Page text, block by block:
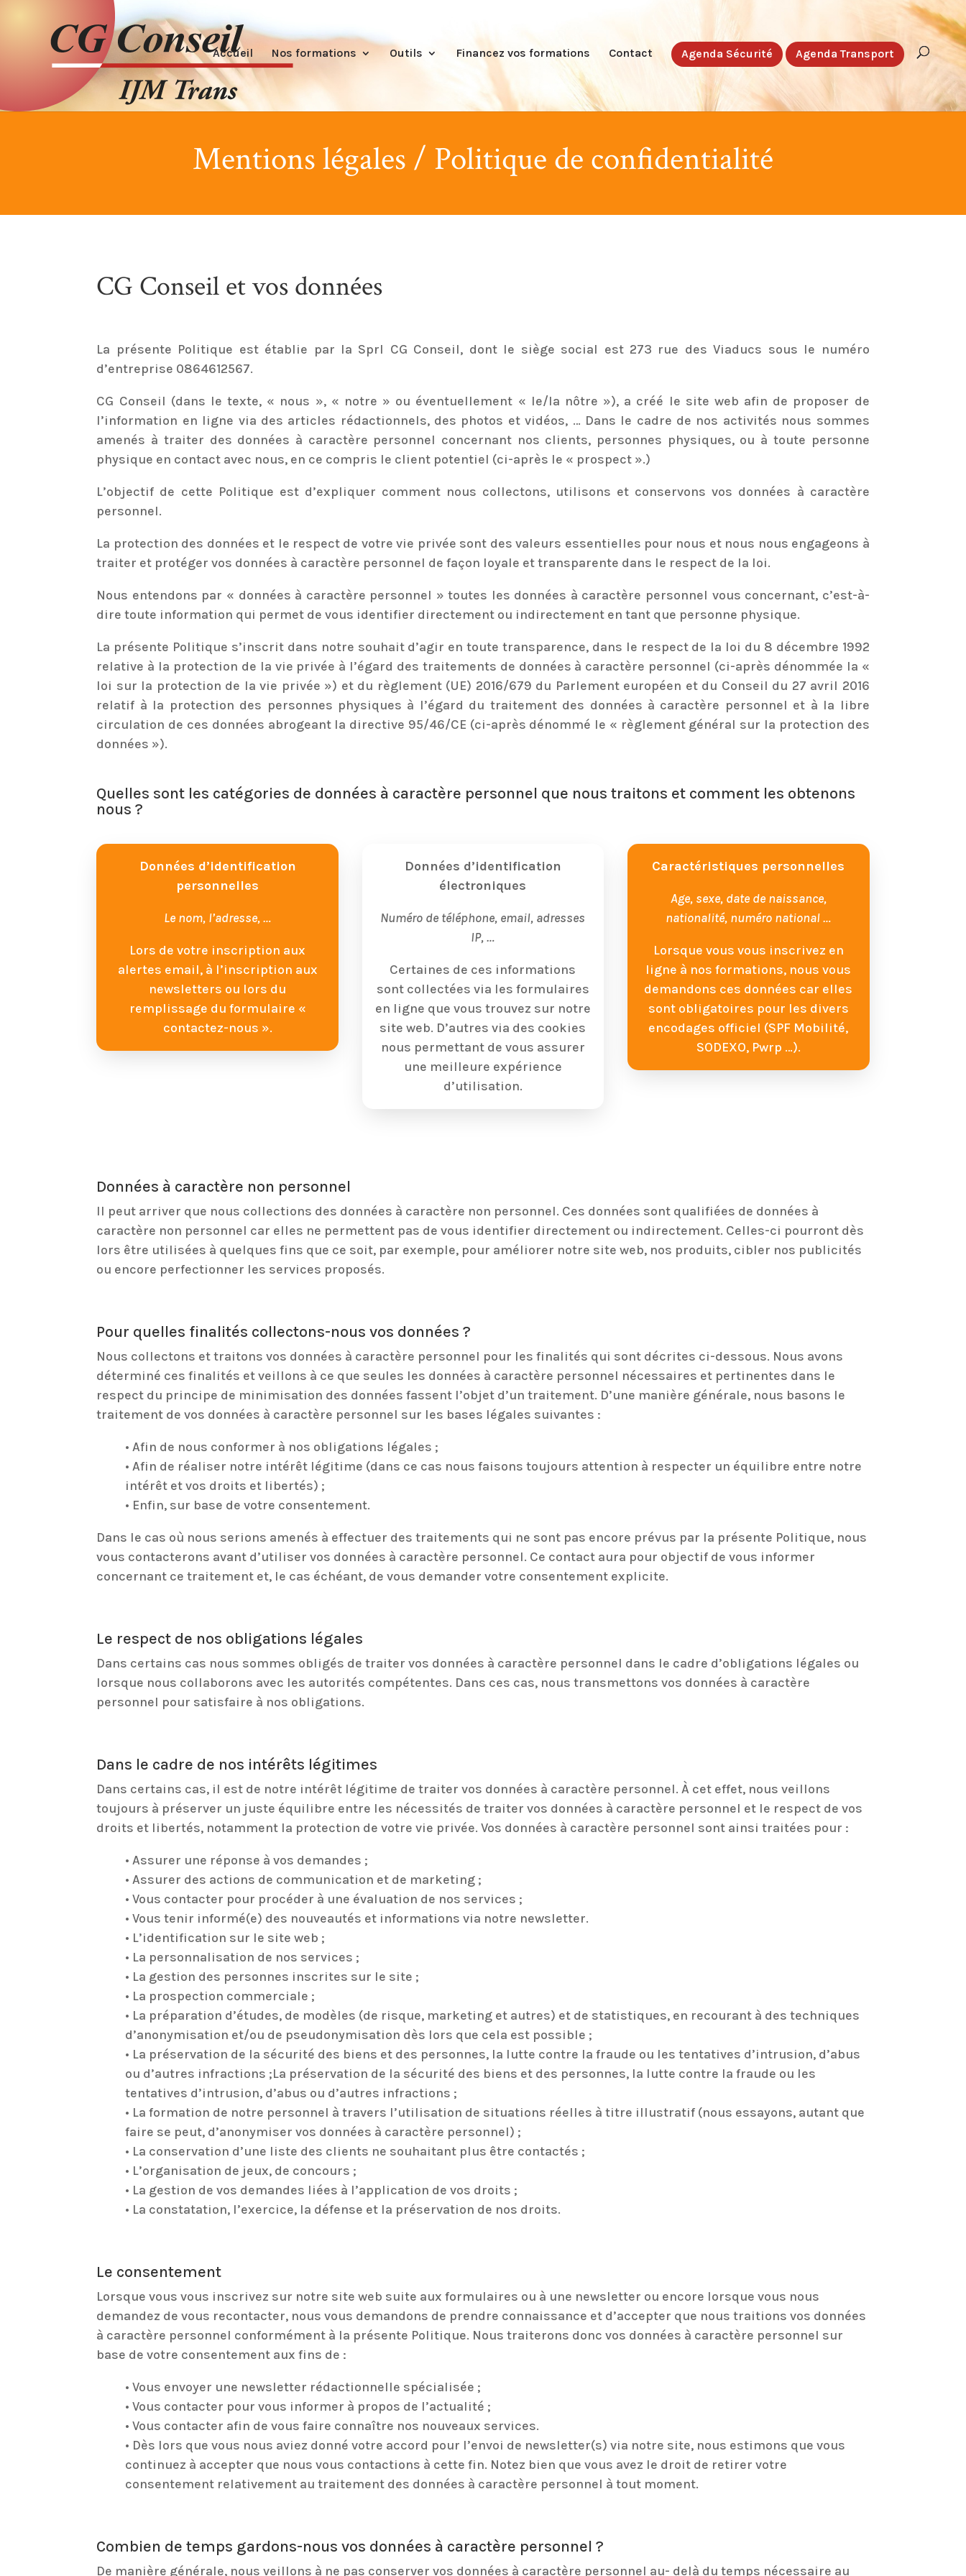
Accueil Nos formations Outils Financez vos formations Contact Agenda Sécurité Agenda Transport
Mentions légales / Politique de confidentialité
CG Conseil et vos données
La présente Politique est établie par la Sprl CG Conseil, dont le siège social est 273 rue des Viaducs sous le numéro
d’entreprise 0864612567.
CG Conseil (dans le texte, « nous », « notre » ou éventuellement « le/la nôtre »), a créé le site web afin de proposer de
l’information en ligne via des articles rédactionnels, des photos et vidéos, … Dans le cadre de nos activités nous sommes
amenés à traiter des données à caractère personnel concernant nos clients, personnes physiques, ou à toute personne
physique en contact avec nous, en ce compris le client potentiel (ci-après le « prospect ».)
L’objectif de cette Politique est d’expliquer comment nous collectons, utilisons et conservons vos données à caractère
personnel.
La protection des données et le respect de votre vie privée sont des valeurs essentielles pour nous et nous nous engageons à
traiter et protéger vos données à caractère personnel de façon loyale et transparente dans le respect de la loi.
Nous entendons par « données à caractère personnel » toutes les données à caractère personnel vous concernant, c’est-à-
dire toute information qui permet de vous identifier directement ou indirectement en tant que personne physique.
La présente Politique s’inscrit dans notre souhait d’agir en toute transparence, dans le respect de la loi du 8 décembre 1992
relative à la protection de la vie privée à l’égard des traitements de données à caractère personnel (ci-après dénommée la «
loi sur la protection de la vie privée ») et du règlement (UE) 2016/679 du Parlement européen et du Conseil du 27 avril 2016
relatif à la protection des personnes physiques à l’égard du traitement des données à caractère personnel et à la libre
circulation de ces données abrogeant la directive 95/46/CE (ci-après dénommé le « règlement général sur la protection des
données »).
Quelles sont les catégories de données à caractère personnel que nous traitons et comment les obtenons
nous ?
Données d’identification
personnelles
Le nom, l’adresse, …
Lors de votre inscription aux
alertes email, à l’inscription aux
newsletters ou lors du
remplissage du formulaire «
contactez-nous ».
Données d’identification
électroniques
Numéro de téléphone, email, adresses
IP, …
Certaines de ces informations
sont collectées via les formulaires
en ligne que vous trouvez sur notre
site web. D’autres via des cookies
nous permettant de vous assurer
une meilleure expérience
d’utilisation.
Caractéristiques personnelles
Age, sexe, date de naissance,
nationalité, numéro national …
Lorsque vous vous inscrivez en
ligne à nos formations, nous vous
demandons ces données car elles
sont obligatoires pour les divers
encodages officiel (SPF Mobilité,
SODEXO, Pwrp …).
Données à caractère non personnel
Il peut arriver que nous collections des données à caractère non personnel. Ces données sont qualifiées de données à
caractère non personnel car elles ne permettent pas de vous identifier directement ou indirectement. Celles-ci pourront dès
lors être utilisées à quelques fins que ce soit, par exemple, pour améliorer notre site web, nos produits, cibler nos publicités
ou encore perfectionner les services proposés.
Pour quelles finalités collectons-nous vos données ?
Nous collectons et traitons vos données à caractère personnel pour les finalités qui sont décrites ci-dessous. Nous avons
déterminé ces finalités et veillons à ce que seules les données à caractère personnel nécessaires et pertinentes dans le
respect du principe de minimisation des données fassent l’objet d’un traitement. D’une manière générale, nous basons le
traitement de vos données à caractère personnel sur les bases légales suivantes :
• Afin de nous conformer à nos obligations légales ;
• Afin de réaliser notre intérêt légitime (dans ce cas nous faisons toujours attention à respecter un équilibre entre notre
intérêt et vos droits et libertés) ;
• Enfin, sur base de votre consentement.
Dans le cas où nous serions amenés à effectuer des traitements qui ne sont pas encore prévus par la présente Politique, nous
vous contacterons avant d’utiliser vos données à caractère personnel. Ce contact aura pour objectif de vous informer
concernant ce traitement et, le cas échéant, de vous demander votre consentement explicite.
Le respect de nos obligations légales
Dans certains cas nous sommes obligés de traiter vos données à caractère personnel dans le cadre d’obligations légales ou
lorsque nous collaborons avec les autorités compétentes. Dans ces cas, nous transmettons vos données à caractère
personnel pour satisfaire à nos obligations.
Dans le cadre de nos intérêts légitimes
Dans certains cas, il est de notre intérêt légitime de traiter vos données à caractère personnel. À cet effet, nous veillons
toujours à préserver un juste équilibre entre les nécessités de traiter vos données à caractère personnel et le respect de vos
droits et libertés, notamment la protection de votre vie privée. Vos données à caractère personnel sont ainsi traitées pour :
• Assurer une réponse à vos demandes ;
• Assurer des actions de communication et de marketing ;
• Vous contacter pour procéder à une évaluation de nos services ;
• Vous tenir informé(e) des nouveautés et informations via notre newsletter.
• L’identification sur le site web ;
• La personnalisation de nos services ;
• La gestion des personnes inscrites sur le site ;
• La prospection commerciale ;
• La préparation d’études, de modèles (de risque, marketing et autres) et de statistiques, en recourant à des techniques
d’anonymisation et/ou de pseudonymisation dès lors que cela est possible ;
• La préservation de la sécurité des biens et des personnes, la lutte contre la fraude ou les tentatives d’intrusion, d’abus
ou d’autres infractions ;La préservation de la sécurité des biens et des personnes, la lutte contre la fraude ou les
tentatives d’intrusion, d’abus ou d’autres infractions ;
• La formation de notre personnel à travers l’utilisation de situations réelles à titre illustratif (nous essayons, autant que
faire se peut, d’anonymiser vos données à caractère personnel) ;
• La conservation d’une liste des clients ne souhaitant plus être contactés ;
• L’organisation de jeux, de concours ;
• La gestion de vos demandes liées à l’application de vos droits ;
• La constatation, l’exercice, la défense et la préservation de nos droits.
Le consentement
Lorsque vous vous inscrivez sur notre site web suite aux formulaires ou à une newsletter ou encore lorsque vous nous
demandez de vous recontacter, nous vous demandons de prendre connaissance et d’accepter que nous traitions vos données
à caractère personnel conformément à la présente Politique. Nous traiterons donc vos données à caractère personnel sur
base de votre consentement aux fins de :
• Vous envoyer une newsletter rédactionnelle spécialisée ;
• Vous contacter pour vous informer à propos de l’actualité ;
• Vous contacter afin de vous faire connaître nos nouveaux services.
• Dès lors que vous nous aviez donné votre accord pour l’envoi de newsletter(s) via notre site, nous estimons que vous
continuez à accepter que nous vous contactions à cette fin. Notez bien que vous avez le droit de retirer votre
consentement relativement au traitement des données à caractère personnel à tout moment.
Combien de temps gardons-nous vos données à caractère personnel ?
De manière générale, nous veillons à ne pas conserver vos données à caractère personnel au- delà du temps nécessaire au